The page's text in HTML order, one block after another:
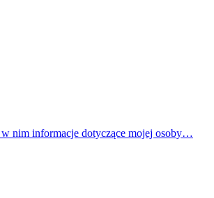
w nim informacje dotyczące mojej osoby…